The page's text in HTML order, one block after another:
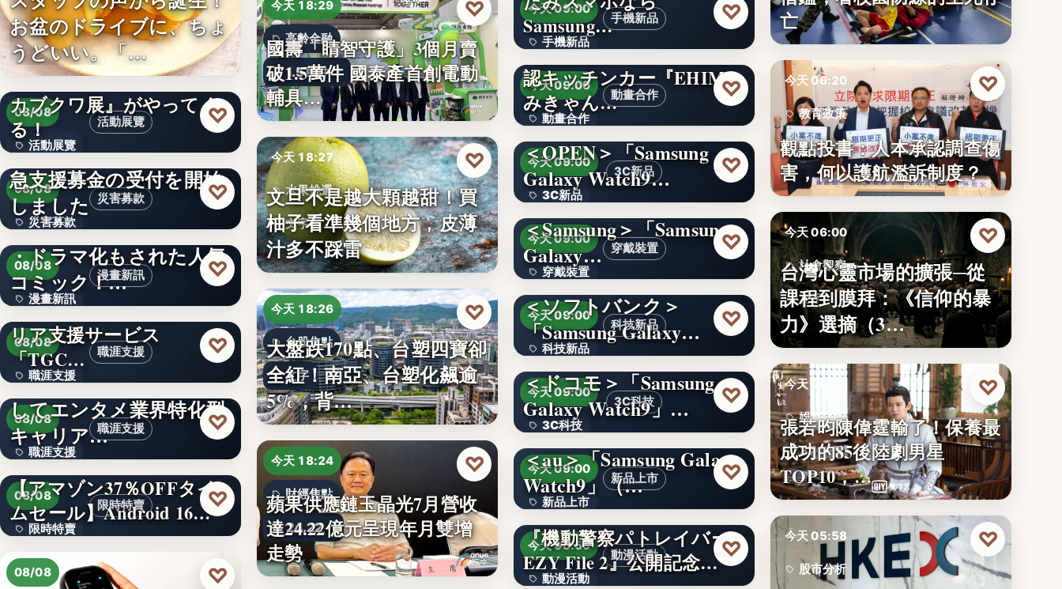
お盆のドライブに、ちょ
うどいい。「…
活動展覽
08/08
活動展覽
60
山口県宇部市に『世界の
カブクワ展』がやってく
る！
♡
災害募款
08/08
災害募款
文字
令和8年熊本地震への緊
急支援募金の受付を開始
しました
♡
漫畫新訊
08/08
漫畫新訊
文字
シリーズ累計40万部突破
・ドラマ化もされた人気
コミック！…
♡
職涯支援
08/08
職涯支援
330,000
エンタメ業界特化型キャ
リア支援サービス
「TGC…
♡
職涯支援
08/08
職涯支援
文字
W TOKYO、新規事業と
してエンタメ業界特化型
キャリア…
♡
限時特賣
08/08
限時特賣
15,800円
【アマゾン37％OFFタイ
ムセール】Android 16…
♡
08/08 ♡
今天 18:29
高齡金融
1.5萬件
國壽「睛智守護」3個月賣
破1.5萬件 國泰產首創電動
輔具…
♡
今天 18:27
水果挑選
文字
文旦不是越大顆越甜！買
柚子看準幾個地方，皮薄
汁多不踩雷
♡
今天 18:26
台股焦點
文字
大盤跌170點、台塑四寶卻
全紅！南亞、台塑化飆逾
5%，背…
♡
今天 18:24
財經焦點
24.22
蘋果供應鏈玉晶光7月營收
達24.22億元呈現年月雙增
走勢
♡
手機新品
今天 09:00
手機新品
4.1
Samsung…
♡
動畫合作
今天 09:00
動畫合作
108
【愛媛を喰べたい】県公
認キッチンカー『EHIME
みきゃん…
♡
3C新品
今天 09:00
3C新品
文字
＜OPEN＞「Samsung
Galaxy Watch9…
♡
穿戴裝置
今天 09:00
穿戴裝置
文字
＜Samsung＞「Samsung
Galaxy…
♡
科技新品
今天 09:00
科技新品
文字
＜ソフトバンク＞
「Samsung Galaxy…
♡
3C科技
今天 09:00
3C科技
文字
＜ドコモ＞「Samsung
Galaxy Watch9」…
♡
新品上市
今天 09:00
新品上市
文字
＜au＞「Samsung Galaxy
Watch9」（…
♡
動漫活動
今天 08:59
動漫活動
『機動警察パトレイバー
EZY File 2』公開記念…
♡
亡
今天 06:20
教育政策
29
觀點投書：人本承認調查傷
害，何以護航濫訴制度？
♡
今天 06:00
社會觀察
文字
台灣心靈市場的擴張─從
課程到膜拜：《信仰的暴
力》選摘（3…
♡
今天 06:00
娛樂排行
37
張若昀陳偉霆輸了！保養最
成功的85後陸劇男星
TOP10，…
♡
今天 05:58
股市分析
♡